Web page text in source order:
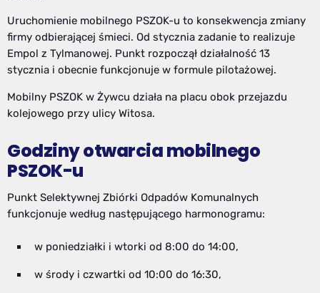
Uruchomienie mobilnego PSZOK-u to konsekwencja zmiany
firmy odbierającej śmieci. Od stycznia zadanie to realizuje
Empol z Tylmanowej. Punkt rozpoczął działalność 13
stycznia i obecnie funkcjonuje w formule pilotażowej.
Mobilny PSZOK w Żywcu działa na placu obok przejazdu
kolejowego przy ulicy Witosa.
Godziny otwarcia mobilnego
PSZOK-u
Punkt Selektywnej Zbiórki Odpadów Komunalnych
funkcjonuje według następującego harmonogramu:
w poniedziałki i wtorki od 8:00 do 14:00,
w środy i czwartki od 10:00 do 16:30,